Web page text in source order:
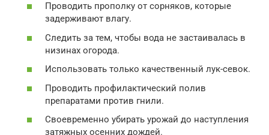
Проводить прополку от сорняков, которые
задерживают влагу.
Следить за тем, чтобы вода не застаивалась в
низинах огорода.
Использовать только качественный лук-севок.
Проводить профилактический полив
препаратами против гнили.
Своевременно убирать урожай до наступления
затяжных осенних дождей.